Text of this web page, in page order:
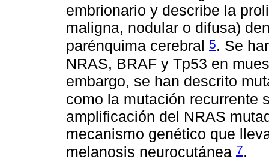
embrionario y describe la
maligna, nodular o difusa)
parénquima cerebral 5. Se
NRAS, BRAF y Tp53 en
embargo, se han descrito
como la mutación recurrente
amplificación del NRAS
mecanismo genético que
melanosis neurocutánea 7.